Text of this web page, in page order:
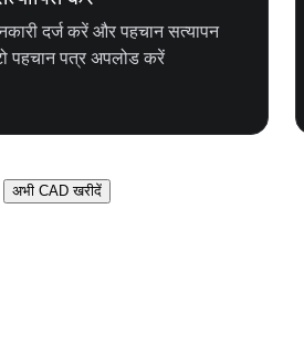
दर्ज करें और पहचान सत्यापन
पहचान पत्र अपलोड करें
अभी CAD खरीदें